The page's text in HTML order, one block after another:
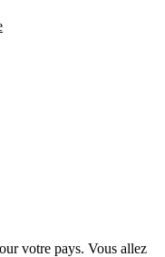
votre pays. Vous allez